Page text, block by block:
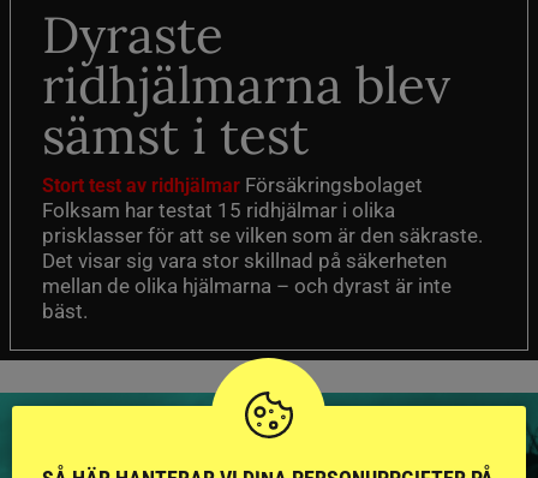
Dyraste
ridhjälmarna blev
sämst i test
Stort test av ridhjälmar Försäkringsbolaget
Folksam har testat 15 ridhjälmar i olika
prisklasser för att se vilken som är den säkraste.
Det visar sig vara stor skillnad på säkerheten
mellan de olika hjälmarna – och dyrast är inte
bäst.